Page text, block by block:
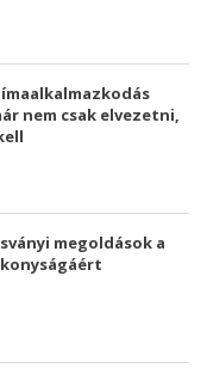
nem csak elvezetni,
megoldások a